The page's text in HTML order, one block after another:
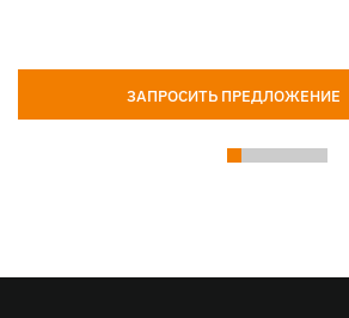
ЗАПРОСИТЬ ПРЕДЛОЖЕНИЕ